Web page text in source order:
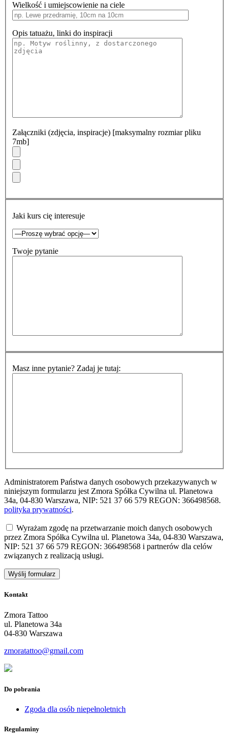
Wielkość i umiejscowienie na ciele
Opis tatuażu, linki do inspiracji
Załączniki (zdjęcia, inspiracje) [maksymalny rozmiar pliku
7mb]
Jaki kurs cię interesuje
Twoje pytanie
Masz inne pytanie? Zadaj je tutaj:
Administratorem Państwa danych osobowych przekazywanych w
niniejszym formularzu jest Zmora Spółka Cywilna ul. Planetowa
34a, 04-830 Warszawa, NIP: 521 37 66 579 REGON: 366498568.
polityka prywatności.
Wyrażam zgodę na przetwarzanie moich danych osobowych
przez Zmora Spółka Cywilna ul. Planetowa 34a, 04-830 Warszawa,
NIP: 521 37 66 579 REGON: 366498568 i partnerów dla celów
związanych z realizacją usługi.
Kontakt
Zmora Tattoo
ul. Planetowa 34a
04-830 Warszawa
zmoratattoo@gmail.com
Do pobrania
Zgoda dla osób niepełnoletnich
Regulaminy